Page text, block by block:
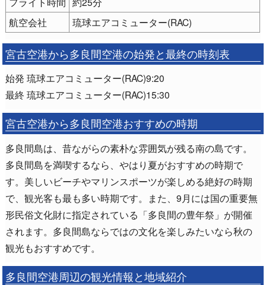
航空会社
琉球エアコミューター(RAC)
宮古空港から多良間空港の始発と最終の時刻表
始発 琉球エアコミューター(RAC)9:20
最終 琉球エアコミューター(RAC)15:30
宮古空港から多良間空港おすすめの時期
多良間島は、昔ながらの素朴な雰囲気が残る南の島です。
多良間島を満喫するなら、やはり夏がおすすめの時期で
す。美しいビーチやマリンスポーツが楽しめる絶好の時期
で、観光客も最も多い時期です。また、9月には国の重要無
形民俗文化財に指定されている「多良間の豊年祭」が開催
されます。多良間島ならではの文化を楽しみたいなら秋の
観光もおすすめです。
多良間空港周辺の観光情報と地域紹介